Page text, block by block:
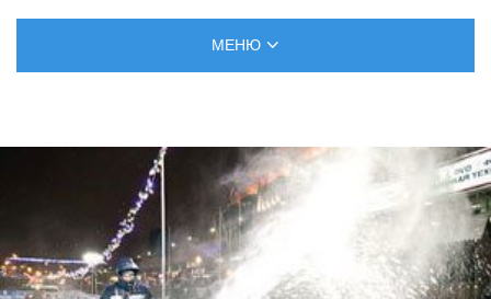
МЕНЮ
САМОСТОЯТЕЛЬНЫЙ МОНТАЖ КОНДИЦИОНЕРОВ
ПОЗНАВАТЕЛЬНЫЕ СТАТЬИ
ИНВЕРТОРНЫЕ КОНДИЦИОНЕРЫ